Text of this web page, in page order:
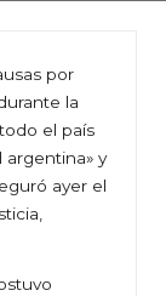
por
la
el país
argentina» y
ayer el